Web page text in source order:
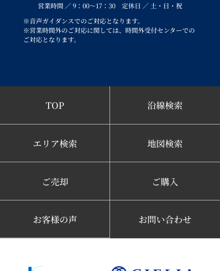
営業時間 ／ 9：00～17：30 定休日 ／ 土・日・祝
※音声ガイダンスでのご対応となります。
※営業時間外のご対応に関しては、時間外受付センターでの
ご対応となります。
TOP 沿線検索
エリア検索 地図検索
ご売却 ご購入
お客様の声 お問い合わせ